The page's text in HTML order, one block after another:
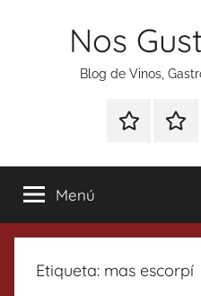
Nos
Blog de Vinos,
Especial
Tonics
Menú
Etiqueta: mas escorpí